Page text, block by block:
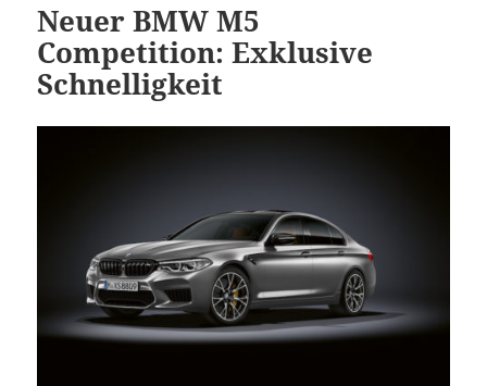
Neuer BMW M5
Competition: Exklusive
Schnelligkeit